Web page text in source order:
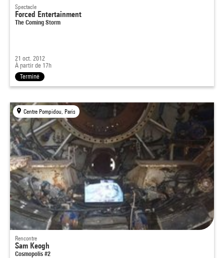
Spectacle
Forced Entertainment
The Coming Storm
21 oct. 2012
À partir de 17h
Terminé
Centre Pompidou, Paris
Rencontre
Sam Keogh
Cosmopolis #2